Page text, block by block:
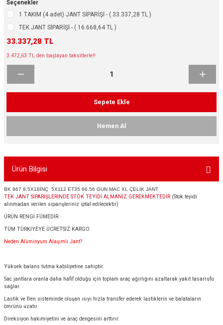
Çelik Jantlar
Jant
Seçenekler
1 TAKIM (4 adet) JANT SİPARİŞİ - ( 33.337,28 TL )
TEK JANT SİPARİŞİ - ( 16.668,64 TL )
33.337,28 TL
3.472,63 TL den başlayan taksitlerle!!
Sepete Ekle
Hemen Al
Ürün Bilgisi
BK 967 8.5X18İNÇ 5X112 ET35 66.56 GUN MAC XL ÇELİK JANT
TEK JANT SİPARİŞLERİNDE STOK TEYİDİ ALMANIZ GEREKMEKTEDİR. (Stok teyidi
alınmadan verilen siparişleriniz iptal edilecektir)
ÜRÜN RENGİ FÜMEDİR.
TÜM TÜRKİYEYE ÜCRETSİZ KARGO
Neden Alüminyum Alaşımlı Jant?
Yüksek balans tutma kabiliyetine sahiptir.
Sac jantlara oranla daha hafif olduğu için toplam araç ağırlığını azaltarak yakıt tasarrufu
sağlar.
Lastik ve fren sisteminde oluşan ısıyı hızla transfer ederek lastiklerin ve balataların
ömrünü uzatır.
Direksiyon hakimiyetini ve araç dengesini arttırır.